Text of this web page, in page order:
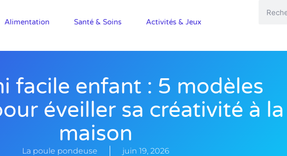
Alimentation Santé & Soins Activités & Jeux
facile enfant : 5 modèles
éveiller sa créativité à la
maison
La poule pondeuse juin 19, 2026